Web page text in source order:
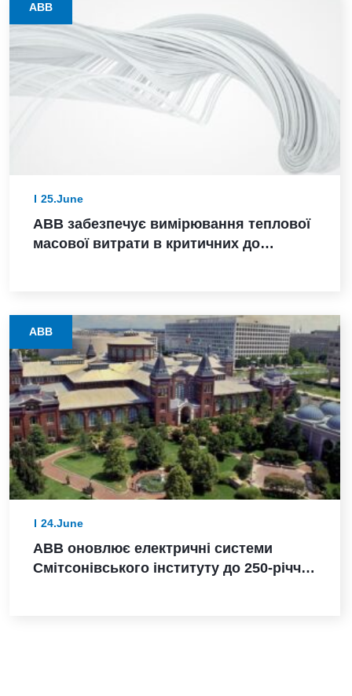
ABB
25.June
ABB забезпечує вимірювання теплової
масової витрати в критичних до
ABB
24.June
ABB оновлює електричні системи
Смітсонівського інституту до 250-річчя